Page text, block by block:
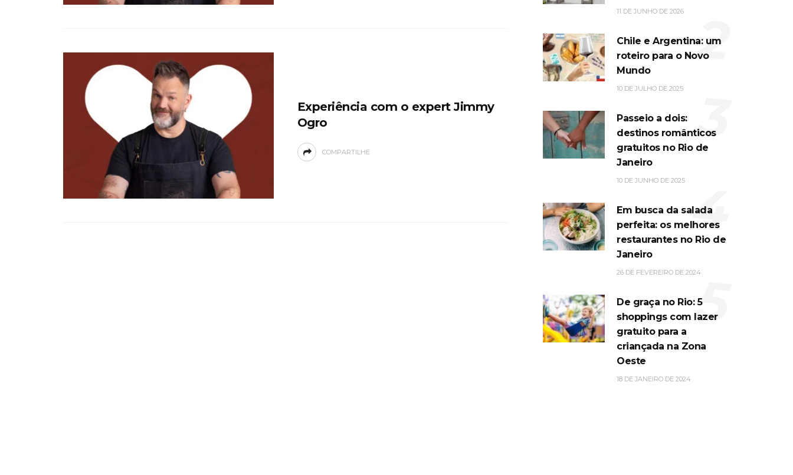
Experiência com o expert Jimmy
Ogro
COMPARTILHE
11 DE JUNHO DE 2026
Chile e Argentina: um
roteiro para o Novo
Mundo
10 DE JULHO DE 2025
2
Passeio a dois:
destinos românticos
gratuitos no Rio de
Janeiro
10 DE JUNHO DE 2025
3
Em busca da salada
perfeita: os melhores
restaurantes no Rio de
Janeiro
26 DE FEVEREIRO DE 2024
4
De graça no Rio: 5
shoppings com lazer
gratuito para a
criançada na Zona
Oeste
18 DE JANEIRO DE 2024
5